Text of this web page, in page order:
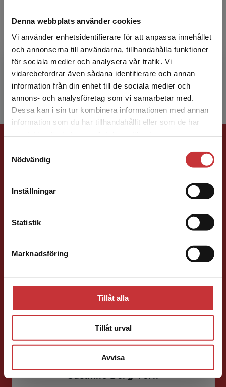
Denna webbplats använder cookies
Vi använder enhetsidentifierare för att anpassa innehållet
och annonserna till användarna, tillhandahålla funktioner
för sociala medier och analysera vår trafik. Vi
vidarebefordrar även sådana identifierare och annan
information från din enhet till de sociala medier och
annons- och analysföretag som vi samarbetar med.
Dessa kan i sin tur kombinera informationen med annan
information som du har tillhandahållit eller som de har
Nödvändig
Inställningar
Statistik
Marknadsföring
Tillåt alla
Tillåt urval
Avvisa
Begränsad fraktregion
Det verkar som att du besöker
studentlitteratur.se via en enhet utanför Sverige.
Vi erbjuder inte leveranser utanför Sverige. För
att kunna slutföra ett köp måste
Elisabeth Legl
Elisabeth Legl är adjunkt i engelska och
undervisar i medicinsk engelska på
högskolenivå. Hon har även lång erfarenhet av
kompetensutveckling av sj...
Förlagskontakt
Medicin, Omvårdnads- och Vårdvetenskap
E-post
Susanne Borg-Törn